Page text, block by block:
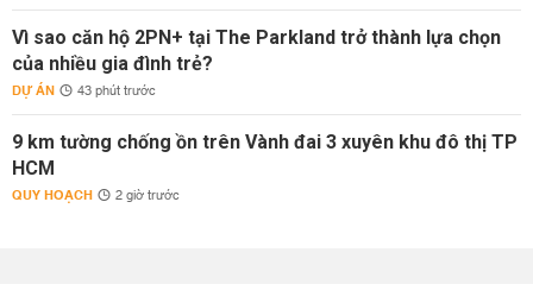
Vì sao căn hộ 2PN+ tại The Parkland trở thành lựa chọn
của nhiều gia đình trẻ?
DỰ ÁN 43 phút trước
9 km tường chống ồn trên Vành đai 3 xuyên khu đô thị TP
HCM
QUY HOẠCH 2 giờ trước